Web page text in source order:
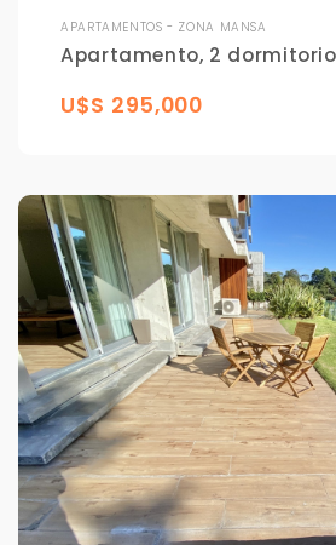
APARTAMENTOS - ZONA MANSA
Apartamento, 2
U$S 295,000